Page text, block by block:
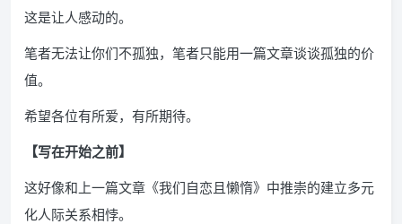
这是让人感动的。
笔者无法让你们不孤独，笔者只能用一篇文章谈谈孤独的价
值。
希望各位有所爱，有所期待。
【写在开始之前】
这好像和上一篇文章《我们自恋且懒惰》中推崇的建立多元
化人际关系相悖。